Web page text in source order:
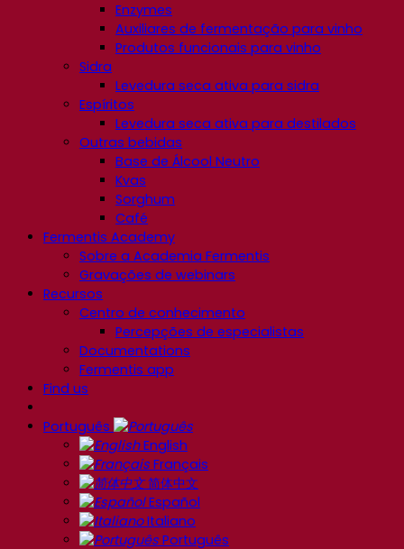
Enzymes
Auxiliares de fermentação para vinho
Produtos funcionais para vinho
Sidra
Levedura seca ativa para sidra
Espíritos
Levedura seca ativa para destilados
Outras bebidas
Base de Álcool Neutro
Kvas
Sorghum
Café
Fermentis Academy
Sobre a Academia Fermentis
Gravações de webinars
Recursos
Centro de conhecimento
Percepções de especialistas
Documentations
Fermentis app
Find us
Português
English
Français
简体中文
Español
Italiano
Português